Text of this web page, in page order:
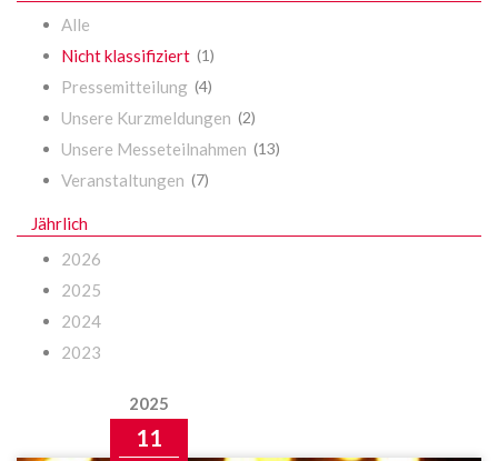
Alle
Nicht klassifiziert (1)
Pressemitteilung (4)
Unsere Kurzmeldungen (2)
Unsere Messeteilnahmen (13)
Veranstaltungen (7)
Jährlich
2026
2025
2024
2023
2025
11